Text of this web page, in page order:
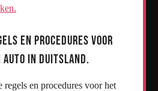
en procedures voor
auto in Duitsland.
regels en procedures voor het